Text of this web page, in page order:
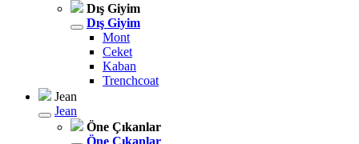
Dış Giyim
Dış Giyim
Mont
Ceket
Kaban
Trenchcoat
Jean
Jean
Öne Çıkanlar
Öne Çıkanlar